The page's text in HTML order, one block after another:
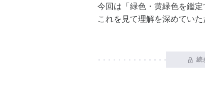
今回は「緑色・黄緑色を鑑
これを見て理解を深めていた
続